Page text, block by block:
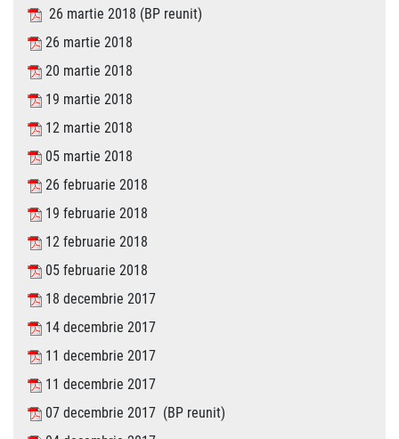
26 martie 2018 (BP reunit)
26 martie 2018
20 martie 2018
19 martie 2018
12 martie 2018
05 martie 2018
26 februarie 2018
19 februarie 2018
12 februarie 2018
05 februarie 2018
18 decembrie 2017
14 decembrie 2017
11 decembrie 2017
11 decembrie 2017
07 decembrie 2017 (BP reunit)